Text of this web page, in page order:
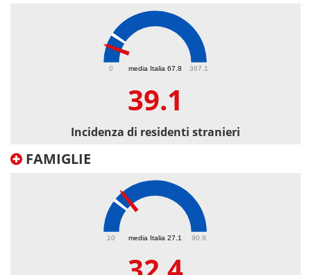
media Italia 67.8
0 367.1
39.1
Incidenza di residenti stranieri
FAMIGLIE
media Italia 27.1
10 90.9